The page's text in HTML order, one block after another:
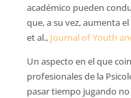
académico pueden
que, a su vez, aumenta
et al., Journal of Youth
Un aspecto en el que
profesionales de la
pasar tiempo jugando